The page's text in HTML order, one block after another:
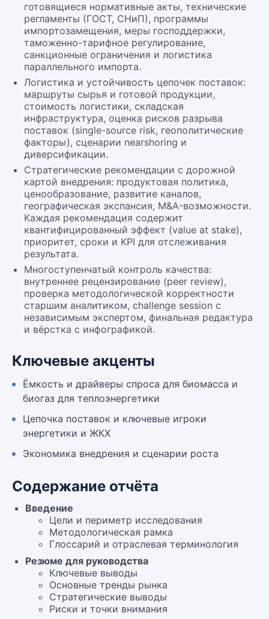
готовящиеся нормативные акты, технические
регламенты (ГОСТ, СНиП), программы
импортозамещения, меры господдержки,
таможенно-тарифное регулирование,
санкционные ограничения и логистика
параллельного импорта.
Логистика и устойчивость цепочек поставок:
маршруты сырья и готовой продукции,
стоимость логистики, складская
инфраструктура, оценка рисков разрыва
поставок (single-source risk, геополитические
факторы), сценарии nearshoring и
диверсификации.
Стратегические рекомендации с дорожной
картой внедрения: продуктовая политика,
ценообразование, развитие каналов,
географическая экспансия, M&A-возможности.
Каждая рекомендация содержит
квантифицированный эффект (value at stake),
приоритет, сроки и KPI для отслеживания
результата.
Многоступенчатый контроль качества:
внутреннее рецензирование (peer review),
проверка методологической корректности
старшим аналитиком, challenge session с
независимым экспертом, финальная редактура
и вёрстка с инфографикой.
Ключевые акценты
Ёмкость и драйверы спроса для биомасса и
биогаз для теплоэнергетики
Цепочка поставок и ключевые игроки
энергетики и ЖКХ
Экономика внедрения и сценарии роста
Содержание отчёта
Введение
Цели и периметр исследования
Методологическая рамка
Глоссарий и отраслевая терминология
Резюме для руководства
Ключевые выводы
Основные тренды рынка
Стратегические выводы
Риски и точки внимания